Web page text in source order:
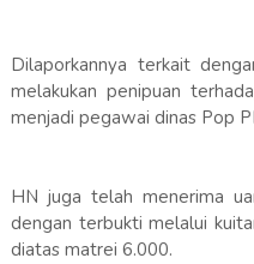
Dilaporkannya terkait
melakukan penipuan
menjadi pegawai dinas Pop
HN juga telah menerima
dengan terbukti melalui
diatas matrei 6.000.